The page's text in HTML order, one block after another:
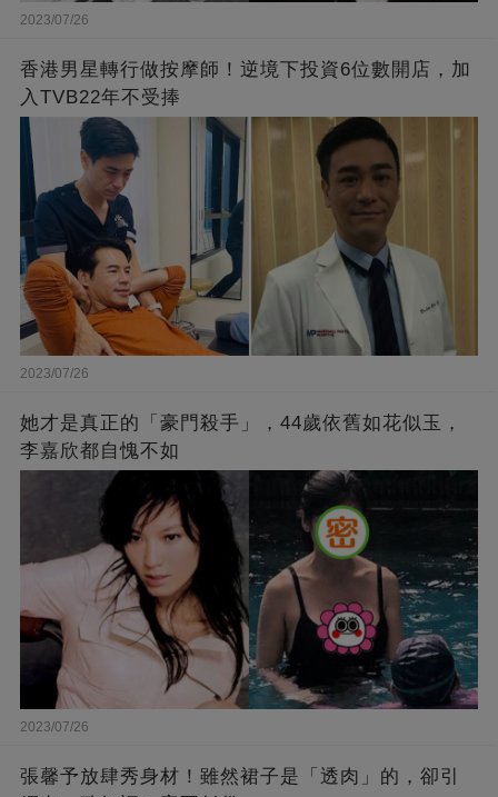
2023/07/26
香港男星轉行做按摩師！逆境下投資6位數開店，加
入TVB22年不受捧
2023/07/26
她才是真正的「豪門殺手」，44歲依舊如花似玉，
李嘉欣都自愧不如
2023/07/26
張馨予放肆秀身材！雖然裙子是「透肉」的，卻引